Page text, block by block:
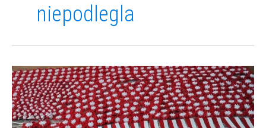
niepodlegla
Dzień
Niepodległości